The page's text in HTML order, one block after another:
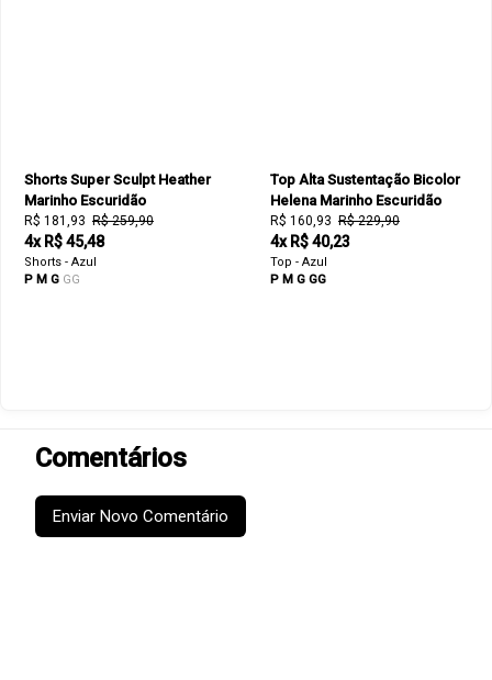
Shorts Super Sculpt Heather
Marinho Escuridão
R$ 181,93 R$ 259,90
4x R$ 45,48
Shorts - Azul
P M G GG
Top Alta Sustentação Bicolor
Helena Marinho Escuridão
R$ 160,93 R$ 229,90
4x R$ 40,23
Top - Azul
P M G GG
Comentários
Enviar Novo Comentário